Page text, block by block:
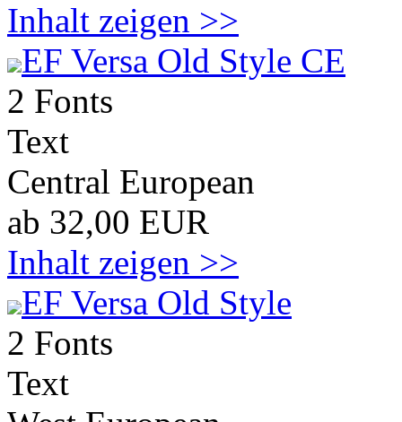
Inhalt zeigen >>
EF Versa Old Style CE
2 Fonts
Text
Central European
ab 32,00 EUR
Inhalt zeigen >>
EF Versa Old Style
2 Fonts
Text